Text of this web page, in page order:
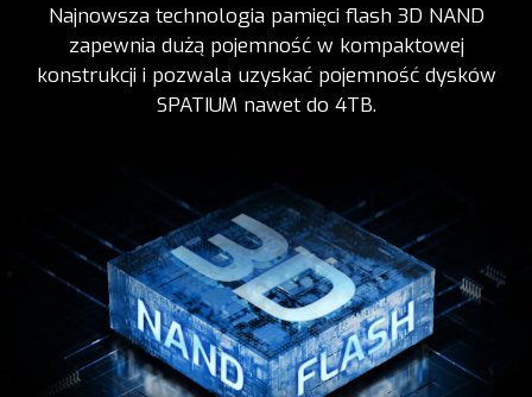
Najnowsza technologia pamięci flash 3D NAND
zapewnia dużą pojemność w kompaktowej
konstrukcji i pozwala uzyskać pojemność dysków
SPATIUM nawet do 4TB.